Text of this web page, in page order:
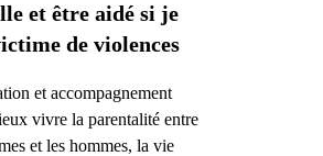
et être aidé si je
de violences
et accompagnement
vivre la parentalité entre
et les hommes, la vie